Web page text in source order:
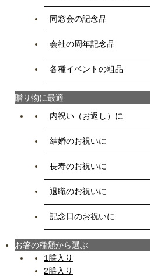
同窓会の記念品
会社の周年記念品
各種イベントの粗品
贈り物に最適
内祝い（お返し）に
結婚のお祝いに
長寿のお祝いに
退職のお祝いに
記念日のお祝いに
お箸の種類から選ぶ
1膳入り
2膳入り